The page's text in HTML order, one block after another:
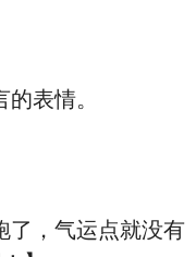
表情。
，气运点就没有